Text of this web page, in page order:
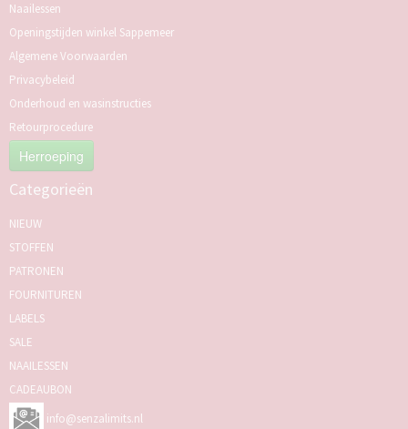
Naailessen
Openingstijden winkel Sappemeer
Algemene Voorwaarden
Privacybeleid
Onderhoud en wasinstructies
Retourprocedure
Herroeping
Categorieën
NIEUW
STOFFEN
PATRONEN
FOURNITUREN
LABELS
SALE
NAAILESSEN
CADEAUBON
info@senzalimits.nl